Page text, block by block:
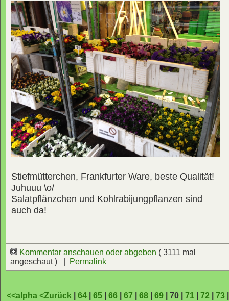
Stiefmütterchen, Frankfurter Ware, beste Qualität!
Juhuuu \o/
Salatpflänzchen und Kohlrabijungpflanzen sind
auch da!
Kommentar anschauen oder abgeben ( 3111 mal
angeschaut ) |
Permalink
<<alpha<Zurück |64 |65 |66 |67 |68 |69 | 70 |71 |72 |73